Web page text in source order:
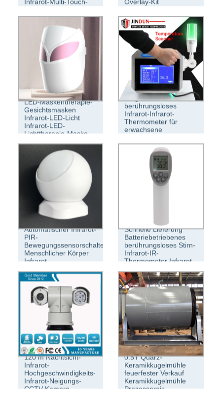
Infrarot-Multi-Touch-
Overlay-Kit
LED-Maskentherapie-
Gesichtsmasken
Infrarot-LED-Licht
Infrarot-LED-
Lichttherapie-Maske
Tragbares
berührungsloses
Infrarot-Infrarot-
Thermometer für
erwachsene
Automatischer Infrarot-
PIR-
Bewegungssensorschalter
Menschlicher Körper
Infrarot
Schnelle Lieferung
Batteriebetriebenes
berührungsloses Stirn-
Infrarot-IR-
Thermometer Infrarot
120 m Nachtsicht-
Infrarot-
Hochgeschwindigkeits-
Infrarot-Neigungs-
CCTV-Kamera
0.5T Quarz-
Keramikkugelmühle
feuerfester Verkauf
Keramikkugelmühle
Prozesspreis